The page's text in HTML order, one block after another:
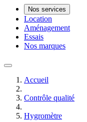
Nos services
Location
Aménagement
Essais
Nos marques
Accueil
Contrôle qualité
Hygromètre